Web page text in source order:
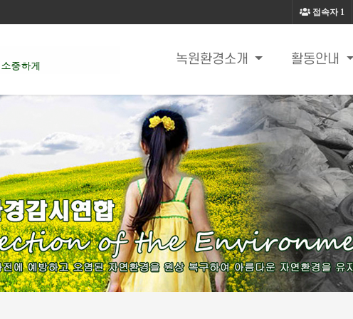
접속자1
녹원환경소개 활동안내